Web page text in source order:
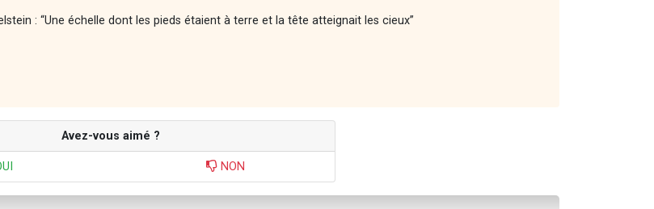
: “Une échelle dont les pieds étaient à terre et la tête atteignait les cieux”
Avez-vous aimé ?
NON